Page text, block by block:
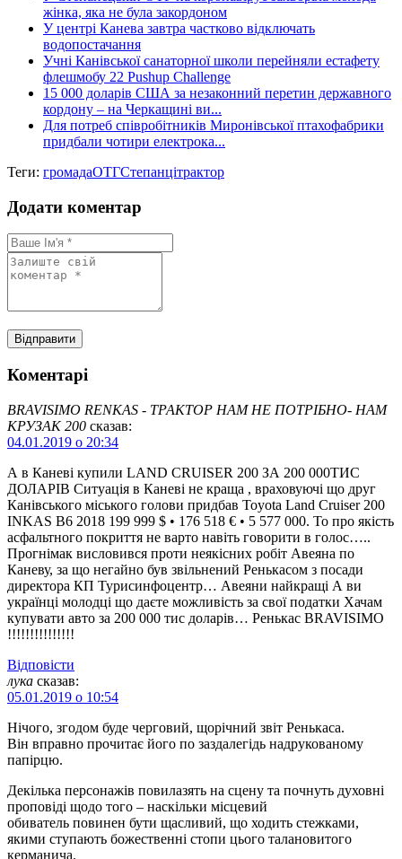
жінка, яка не була закордоном
У центрі Канева завтра частково відключать
водопостачання
Учні Канівської санаторної школи перейняли естафету
флешмобу 22 Pushup Challenge
15 000 доларів США за незаконний перетин державного
кордону – на Черкащині ви...
Для потреб співробітників Миронівської птахофабрики
придбали чотири електрока...
Теги: громадаОТГСтепанцітрактор
Додати коментар
Коментарі
BRAVISIMO RENKAS - ТРАКТОР НАМ НЕ ПОТРІБНО- НАМ
КРУЗАК 200 сказав:
04.01.2019 о 20:34
А в Каневі купили LAND CRUISER 200 ЗА 200 000ТИС
ДОЛАРІВ Ситуація в Каневі не краща , враховуючі що друг
Канівського міського голови придбав Toyota Land Cruiser 200
INKAS B6 2018 199 999 $ • 176 518 € • 5 577 000. То про якість
асфальтного покриття не варто навіть говорити в голос…..
Прогнімак висловився проти неякісних робіт Авеяна по
Каневу, за що негайно був звільнений Ренькасом з посади
директора КП Турисинфоцентр… Авеяни найкращі А ви
українці молодці що даєте можливість за свої податки Хачам
купувати авто за 200 000 тис доларів… Ренькас BRAVISIMO
!!!!!!!!!!!!!!!
Відповіcти
лука сказав:
05.01.2019 о 10:54
Нічого, згодом буде черговий, щорічний звіт Ренькаса.
Він вправно прочитає його по заздалегідь надрукованому
папірцю.
Декілька персонажів повилазять на сцену та почнуть духовні
проповіді щодо того – наскільки місцевий
обиватель повинен бути щасливий, що ходить стежками,
якими ступають божественні стопи цього талановитого
керманича.